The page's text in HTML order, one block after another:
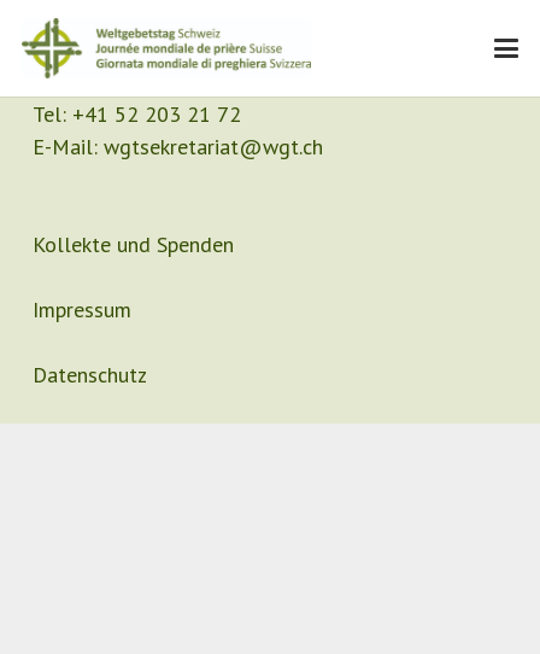
Kontakt
Sekretariat
Tel: +41 52 203 21 72
E-Mail: wgtsekretariat@wgt.ch
Kollekte und Spenden
Impressum
Datenschutz